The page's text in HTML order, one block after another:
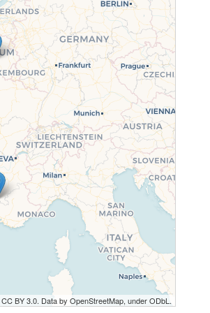
BY 3.0. Data by OpenStreetMap, under ODbL.